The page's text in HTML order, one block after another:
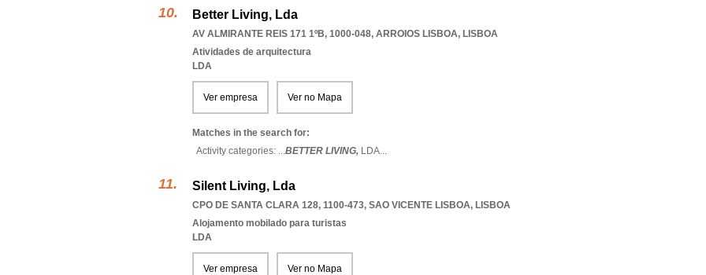
Better Living, Lda
AV ALMIRANTE REIS 171 1ºB, 1000-048, ARROIOS LISBOA, LISBOA
Atividades de arquitectura
LDA
Ver empresa Ver no Mapa
Matches in the search for:
Activity categories: ...BETTER LIVING, LDA...
Silent Living, Lda
CPO DE SANTA CLARA 128, 1100-473, SAO VICENTE LISBOA, LISBOA
Alojamento mobilado para turistas
LDA
Ver empresa Ver no Mapa